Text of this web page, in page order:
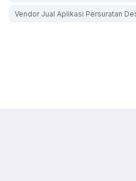
Vendor Jual Aplikasi Persuratan